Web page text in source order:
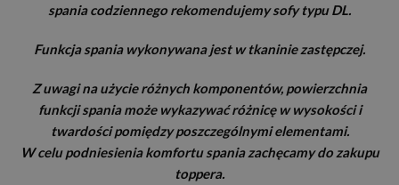
spania codziennego rekomendujemy sofy typu DL.
Funkcja spania wykonywana jest w tkaninie zastępczej.
Z uwagi na użycie różnych komponentów, powierzchnia
funkcji spania może wykazywać różnicę w wysokości i
twardości pomiędzy poszczególnymi elementami.
W celu podniesienia komfortu spania zachęcamy do zakupu
toppera.